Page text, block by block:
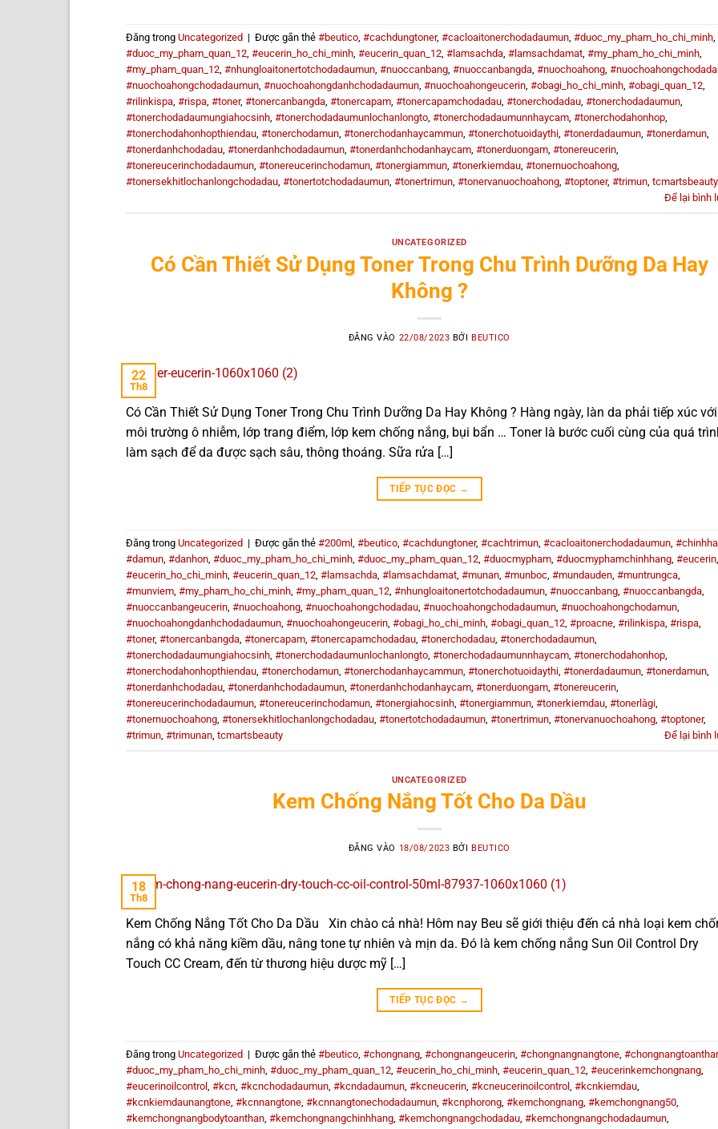
Đăng trong Uncategorized | Được gắn thẻ #beutico, #cachdungtoner, #cacloaitonerchodadaumun, #duoc_my_pham_ho_chi_minh,
#duoc_my_pham_quan_12, #eucerin_ho_chi_minh, #eucerin_quan_12, #lamsachda, #lamsachdamat, #my_pham_ho_chi_minh,
#my_pham_quan_12, #nhungloaitonertotchodadaumun, #nuoccanbang, #nuoccanbangda, #nuochoahong,
#nuochoahongchodadaumun, #nuochoahongdanhchodadaumun, #nuochoahongeucerin, #obagi_ho_chi_minh, #obagi_quan_12,
#rilinkispa, #rispa, #toner, #tonercanbangda, #tonercapam, #tonercapamchodadau, #tonerchodadau, #tonerchodadaumun,
#tonerchodadaumungiahocsinh, #tonerchodadaumunlochanlongto, #tonerchodadaumunnhaycam, #tonerchodahonhop,
#tonerchodahonhopthiendau, #tonerchodamun, #tonerchodanhaycammun, #tonerchotuoidaythi, #tonerdadaumun, #tonerdamun,
#tonerdanhchodadau, #tonerdanhchodadaumun, #tonerdanhchodanhaycam, #tonerduongam, #tonereucerin,
#tonereucerinchodadaumun, #tonereucerinchodamun, #tonergiammun, #tonerkiemdau, #tonernuochoahong,
#tonersekhitlochanlongchodadau, #tonertotchodadaumun, #tonertrimun, #tonervanuochoahong, #toptoner, #trimun, tcmartsbeauty
Để lại bình
UNCATEGORIZED
Có Cần Thiết Sử Dụng Toner Trong Chu Trình Dưỡng Da Hay
Không ?
ĐĂNG VÀO 22/08/2023 BỞIBEUTICO
22
Th8
Có Cần Thiết Sử Dụng Toner Trong Chu Trình Dưỡng Da Hay Không ? Hàng ngày, làn da phải tiếp xúc với
môi trường ô nhiễm, lớp trang điểm, lớp kem chống nắng, bụi bẩn … Toner là bước cuối cùng của quá
làm sạch để da được sạch sâu, thông thoáng. Sữa rửa […]
TIẾP TỤC ĐỌC →
Đăng trong Uncategorized | Được gắn thẻ #200ml , #beutico, #cachdungtoner, #cachtrimun, #cacloaitonerchodadaumun,
#damun, #danhon, #duoc_my_pham_ho_chi_minh, #duoc_my_pham_quan_12, #duocmypham, #duocmyphamchinhhang, #eucerin,
#eucerin_ho_chi_minh, #eucerin_quan_12, #lamsachda, #lamsachdamat, #munan, #munboc, #mundauden, #muntrungca,
#munviem, #my_pham_ho_chi_minh, #my_pham_quan_12, #nhungloaitonertotchodadaumun, #nuoccanbang, #nuoccanbangda,
#nuoccanbangeucerin, #nuochoahong, #nuochoahongchodadau, #nuochoahongchodadaumun, #nuochoahongchodamun,
#nuochoahongdanhchodadaumun, #nuochoahongeucerin, #obagi_ho_chi_minh, #obagi_quan_12, #proacne, #rilinkispa, #rispa,
#toner, #tonercanbangda, #tonercapam, #tonercapamchodadau, #tonerchodadau, #tonerchodadaumun,
#tonerchodadaumungiahocsinh, #tonerchodadaumunlochanlongto, #tonerchodadaumunnhaycam, #tonerchodahonhop,
#tonerchodahonhopthiendau, #tonerchodamun, #tonerchodanhaycammun, #tonerchotuoidaythi, #tonerdadaumun, #tonerdamun,
#tonerdanhchodadau, #tonerdanhchodadaumun, #tonerdanhchodanhaycam, #tonerduongam, #tonereucerin,
#tonereucerinchodadaumun, #tonereucerinchodamun, #tonergiahocsinh, #tonergiammun, #tonerkiemdau, #tonerlàgi,
#tonernuochoahong, #tonersekhitlochanlongchodadau, #tonertotchodadaumun, #tonertrimun, #tonervanuochoahong, #toptoner,
#trimun, #trimunan, tcmartsbeauty Để lại bình
UNCATEGORIZED
Kem Chống Nắng Tốt Cho Da Dầu
ĐĂNG VÀO 18/08/2023 BỞI BEUTICO
18
Th8
Kem Chống Nắng Tốt Cho Da Dầu Xin chào cả nhà! Hôm nay Beu sẽ giới thiệu đến cả nhà loại kem
nắng có khả năng kiềm dầu, nâng tone tự nhiên và mịn da. Đó là kem chống nắng Sun Oil Control Dry
Touch CC Cream, đến từ thương hiệu dược mỹ […]
TIẾP TỤC ĐỌC →
Đăng trong Uncategorized | Được gắn thẻ #beutico, #chongnang, #chongnangeucerin, #chongnangnangtone,
#duoc_my_pham_ho_chi_minh, #duoc_my_pham_quan_12, #eucerin_ho_chi_minh, #eucerin_quan_12, #eucerinkemchongnang,
#eucerinoilcontrol , #kcn, #kcnchodadaumun, #kcndadaumun, #kcneucerin, #kcneucerinoilcontrol , #kcnkiemdau,
#kcnkiemdaunangtone, #kcnnangtone, #kcnnangtonechodadaumun, #kcnphorong, #kemchongnang, #kemchongnang50,
#kemchongnangbodytoanthan, #kemchongnangchinhhang, #kemchongnangchodadau, #kemchongnangchodadaumun,